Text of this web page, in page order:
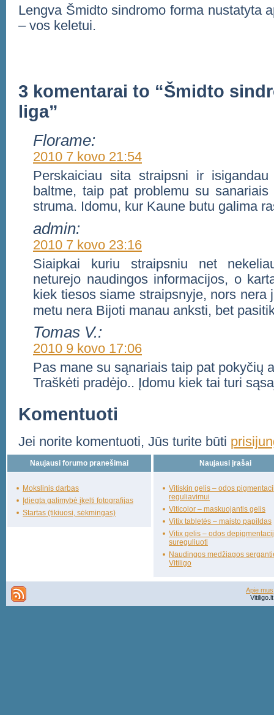
Lengva Šmidto sindromo forma nustatyta
– vos keletui.
3 komentarai to “Šmidto
liga”
Florame:
2010 7 kovo 21:54
Perskaiciau sita straipsni ir
baltme, taip pat problemu su
struma. Idomu, kur Kaune butu galima
admin:
2010 7 kovo 23:16
Siaipkai kuriu straipsniu net
neturejo naudingos informacijos, o
kiek tiesos siame straipsnyje, nors
metu nera Bijoti manau anksti, bet
Tomas V.:
2010 9 kovo 17:06
Pas mane su sąnariais taip pat pokyčių
Traškėti pradėjo.. Įdomu kiek tai turi
Komentuoti
Jei norite komentuoti, Jūs turite būti
Naujausi forumo pranešimai
Mokslinis darbas
Įdiegta galimybė įkelti fotografijas
Startas (tikiuosi, sėkmingas)
Naujausi įrašai
Vitiskin gelis – odos
reguliavimui
Viticolor – maskuojantis gelis
Vitix tabletės – maisto papildas
Vitix gelis – odos
sureguliuoti
Naudingos medžiagos
Vitiligo
Apie mus